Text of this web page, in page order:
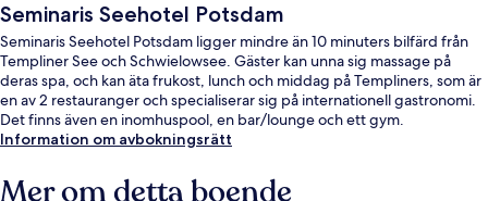
Seminaris Seehotel Potsdam
Seminaris Seehotel Potsdam ligger mindre än 10 minuters bilfärd från
Templiner See och Schwielowsee. Gäster kan unna sig massage på
deras spa, och kan äta frukost, lunch och middag på Templiners, som är
en av 2 restauranger och specialiserar sig på internationell gastronomi.
Det finns även en inomhuspool, en bar/lounge och ett gym.
Information om avbokningsrätt
Mer om detta boende